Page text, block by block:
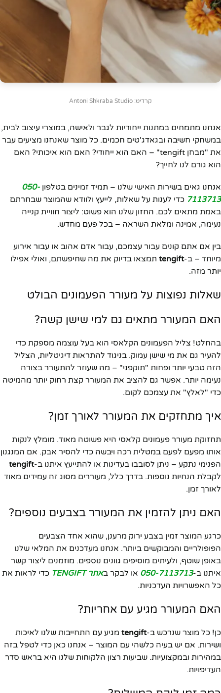
קרדיט: Antoni Shkraba Studio
אנחנו מתמחים במתנות ייחודיות לגבר ולאישה, במוצרי עיצוב לבית,
במשחקי חשיבה ובגאדג'טים חכמים. כל מוצר שאנחנו מציעים עבר
את "מבחן tengift" – האם הוא ייחודי? האם הוא איכותי? האם
הוא גורם לנו לחייך?
אנחנו גאים בשירות האישי שלנו – תמיד זמינים בטלפון 050-
7113713 כדי לענות על שאלות, לייעץ ולוודא שהמוצר שבחרתם
באמת מתאים לכם. החזון שלנו הוא פשוט: ליצור חוויית קנייה
נעימה, אמינה ומלאת השראה – בכל פעם מחדש.
בין אם אתם קונים עבור עצמכם, עבור אדם אהוב או עבור אירוע
מיוחד – ב-tengift תמצאו בדיוק את מה שחיפשתם, ואולי אפילו
יותר מזה.
שאלות נפוצות על מעורר הפעמונים הבולט
האם המעורר מתאים גם למי שישן קשה?
בהחלט! צליל הפעמונים הקלאסי הוא בעל עוצמה מספקת כדי
להעיר גם את מי שישן עמוק. בניגוד להתראות דיגיטליות, הצליל
הזה טבעי יותר ופחות "תוקפני" – מה שעוזר להתעורר בצורה
נעימה יותר. אפשר גם להציב את המעורר קצת רחוק יותר מהמיטה
כדי "לאלץ" את עצמכם לקום.
איך מתחזקים את המעורר לאורך זמן?
תחזוקת מעורר פעמונים קלאסי היא פשוטה מאוד. מומלץ לנקות
אותו מפעם לפעם במטלית רכה ויבשה כדי להסיר אבק. אם המנגנון
הפנימי נתקע – ניתן לסובבו בעדינות או להתייעץ איתנו ב-tengift
לקבלת הנחיות נוספות. בדרך כלל, מעוררים מסוג זה עמידים מאוד
לאורך זמן.
האם ניתן להזמין את המעורר בצבעים נוספים?
כרגע המוצר זמין בצבע ירוק מרענן, שהוא אחד הצבעים
הפופולריים והמבוקשים ביותר. אנחנו מעדכנים את המלאי שלנו
באופן שוטף, ולעיתים מוסיפים גוונים נוספים. מוזמנים ליצור קשר
איתנו ב-050-7113713 או לבקר באתר TENGIFT
כדי לראות את
כל האפשרויות העדכניות.
האם המעורר מגיע עם אחריות?
כן! כל מוצר שנרכש ב-tengift מגיע עם התחייבות שלנו לאיכות
ושירות. אם יש בעיה כלשהי עם המוצר – אנחנו כאן כדי לטפל בזה
במהירות ובמקצועיות. שביעות רצון הלקוחות שלנו היא בראש סדר
העדיפויות.